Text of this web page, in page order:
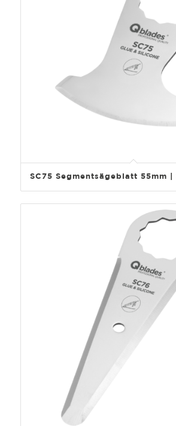
SC75 Segmentsägeblatt 55mm |